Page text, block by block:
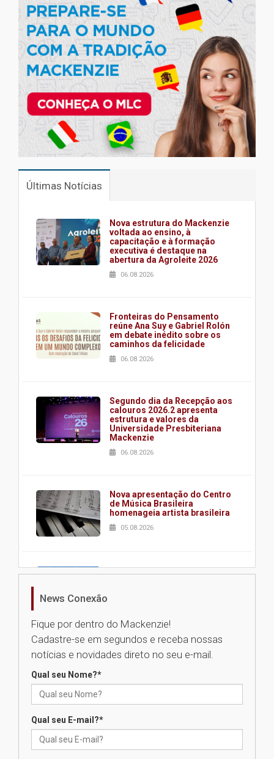
Últimas Notícias
Nova estrutura do Mackenzie
voltada ao ensino, à
capacitação e à formação
executiva é destaque na
abertura da Agroleite 2026
06.08.2026
Fronteiras do Pensamento
reúne Ana Suy e Gabriel Rolón
em debate inédito sobre os
caminhos da felicidade
06.08.2026
Segundo dia da Recepção aos
calouros 2026.2 apresenta
estrutura e valores da
Universidade Presbiteriana
Mackenzie
06.08.2026
Nova apresentação do Centro
de Música Brasileira
homenageia artista brasileira
05.08.2026
Universidade Mackenzie
Seminário discute desafios
das novas tecnologias em
calouros do segundo semestre
News Conexão
Fique por dentro do Mackenzie!
Cadastre-se em segundos e receba nossas
notícias e novidades direto no seu e-mail.
Qual seu Nome?*
Qual seu E-mail?*